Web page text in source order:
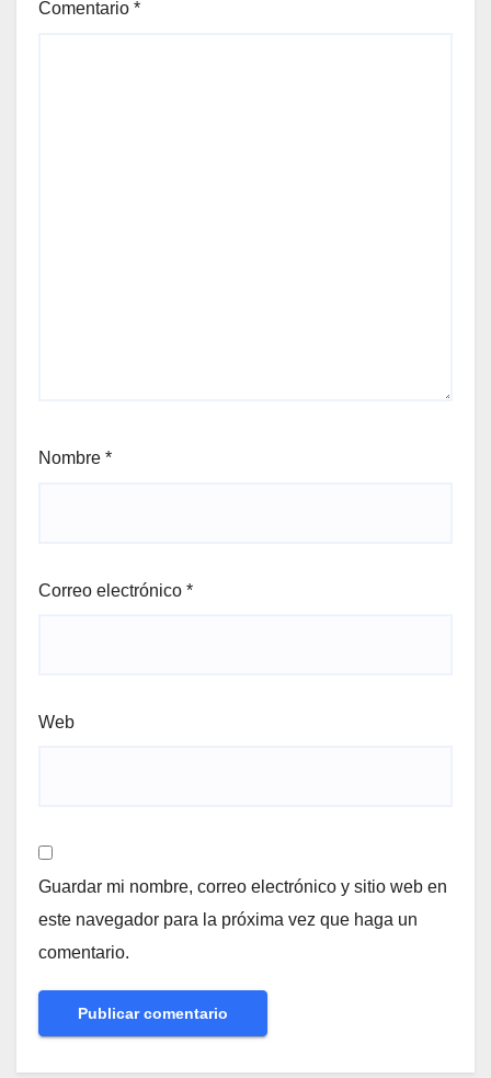
Comentario *
Nombre *
Correo electrónico *
Web
Guardar mi nombre, correo electrónico y sitio web en
este navegador para la próxima vez que haga un
comentario.